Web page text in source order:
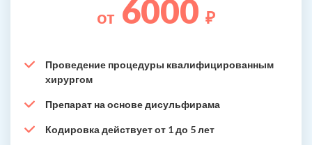
от 6000 ₽
Проведение процедуры квалифицированным
хирургом
Препарат на основе дисульфирама
Кодировка действует от 1 до 5 лет